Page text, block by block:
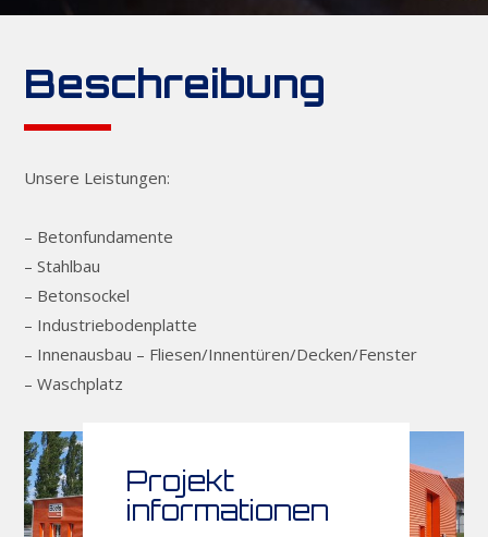
Beschreibung
Unsere Leistungen:
– Betonfundamente
– Stahlbau
– Betonsockel
– Industriebodenplatte
– Innenausbau – Fliesen/Innentüren/Decken/Fenster
– Waschplatz
Projekt
informationen